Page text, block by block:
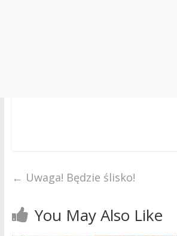
← Uwaga! Będzie ślisko!
You May Also Like